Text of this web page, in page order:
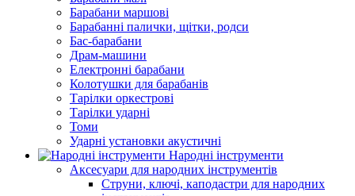
Барабани маршові
Барабанні палички, щітки, родси
Бас-барабани
Драм-машини
Електронні барабани
Колотушки для барабанів
Тарілки оркестрові
Тарілки ударні
Томи
Ударні установки акустичні
Народні інструменти
Аксесуари для народних інструментів
Струни, ключі, каподастри для народних